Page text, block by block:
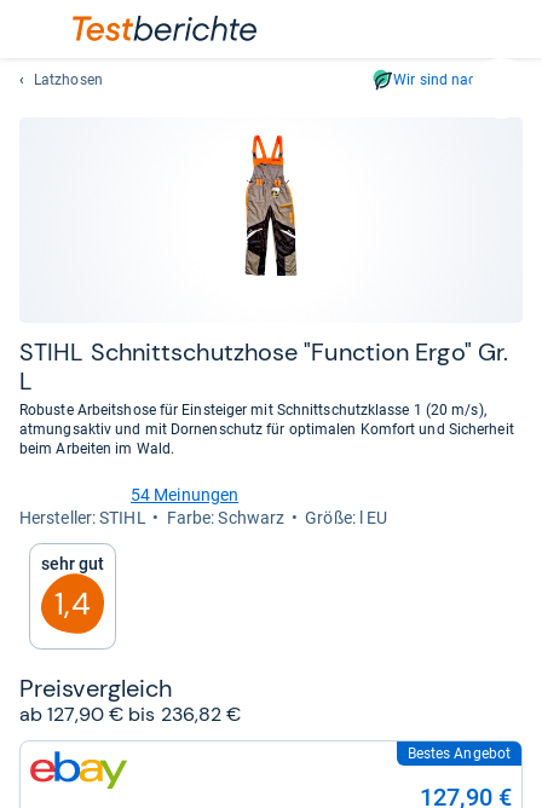
sich
Latzhosen Wir sind nachhaltig
STIHL Schnitt­schutz­hose "Func­tion Ergo" Gr.
L
Robuste Arbeitshose für Einsteiger mit Schnittschutzklasse 1 (20 m/s),
atmungsaktiv und mit Dornenschutz für optimalen Komfort und Sicherheit
beim Arbeiten im Wald.
von
Sternen
54 Meinungen
Her­stel­ler: STIHL
Farbe: Schwarz Größe: l EU
Sehr gut
1,4
Preis­ver­gleich
ab 127,90 € bis 236,82 €
zum
Shop:
Bestes Angebot
127,90 €